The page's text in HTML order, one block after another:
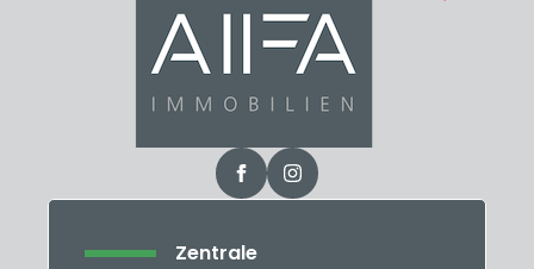
Zentrale